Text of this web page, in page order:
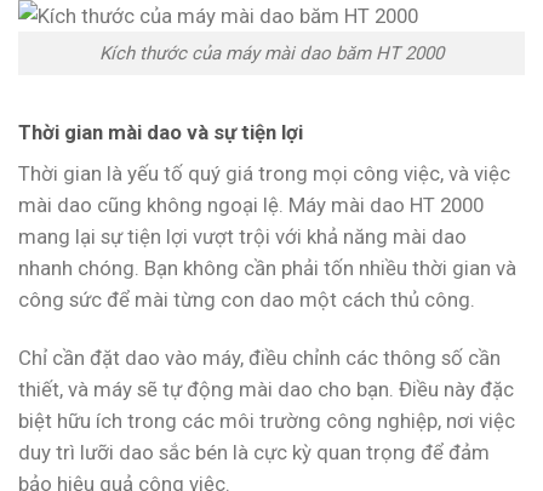
Kích thước của máy mài dao băm HT 2000
Thời gian mài dao và sự tiện lợi
Thời gian là yếu tố quý giá trong mọi công việc, và việc
mài dao cũng không ngoại lệ. Máy mài dao HT 2000
mang lại sự tiện lợi vượt trội với khả năng mài dao
nhanh chóng. Bạn không cần phải tốn nhiều thời gian và
công sức để mài từng con dao một cách thủ công.
Chỉ cần đặt dao vào máy, điều chỉnh các thông số cần
thiết, và máy sẽ tự động mài dao cho bạn. Điều này đặc
biệt hữu ích trong các môi trường công nghiệp, nơi việc
duy trì lưỡi dao sắc bén là cực kỳ quan trọng để đảm
bảo hiệu quả công việc.